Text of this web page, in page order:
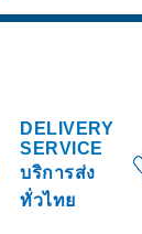
DELIVERY
SERVICE
บริการส่ง
ทั่วไทย